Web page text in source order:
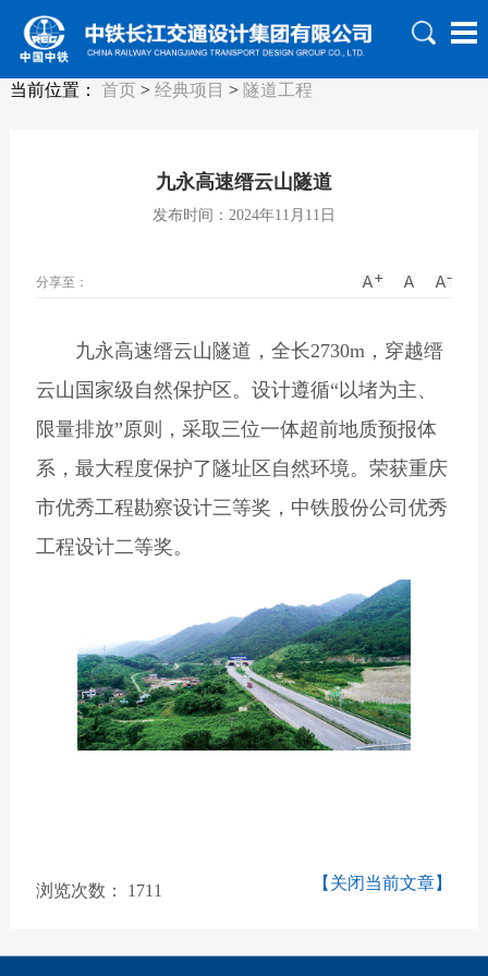
当前位置： 首页> 经典项目 > 隧道工程
九永高速缙云山隧道
发布时间：2024年11月11日
分享至：
九永高速缙云山隧道，全长2730m，穿越缙
云山国家级自然保护区。设计遵循“以堵为主、
限量排放”原则，采取三位一体超前地质预报体
系，最大程度保护了隧址区自然环境。荣获重庆
市优秀工程勘察设计三等奖，中铁股份公司优秀
工程设计二等奖。
浏览次数： 1711 【关闭当前文章】